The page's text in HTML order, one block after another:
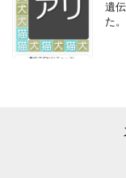
遺
た